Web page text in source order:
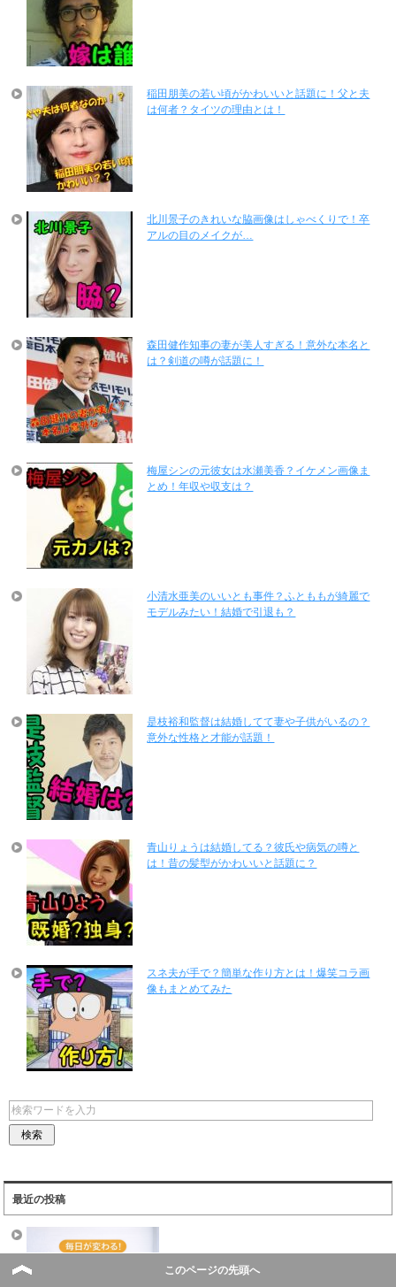
稲田朋美の若い頃がかわいいと話題に！父と夫
は何者？タイツの理由とは！
北川景子のきれいな脇画像はしゃべくりで！卒
アルの目のメイクが…
森田健作知事の妻が美人すぎる！意外な本名と
は？剣道の噂が話題に！
梅屋シンの元彼女は水瀬美香？イケメン画像ま
とめ！年収や収支は？
小清水亜美のいいとも事件？ふとももが綺麗で
モデルみたい！結婚で引退も？
是枝裕和監督は結婚してて妻や子供がいるの？
意外な性格と才能が話題！
青山りょうは結婚してる？彼氏や病気の噂と
は！昔の髪型がかわいいと話題に？
スネ夫が手で？簡単な作り方とは！爆笑コラ画
像もまとめてみた
最近の投稿
このページの先頭へ